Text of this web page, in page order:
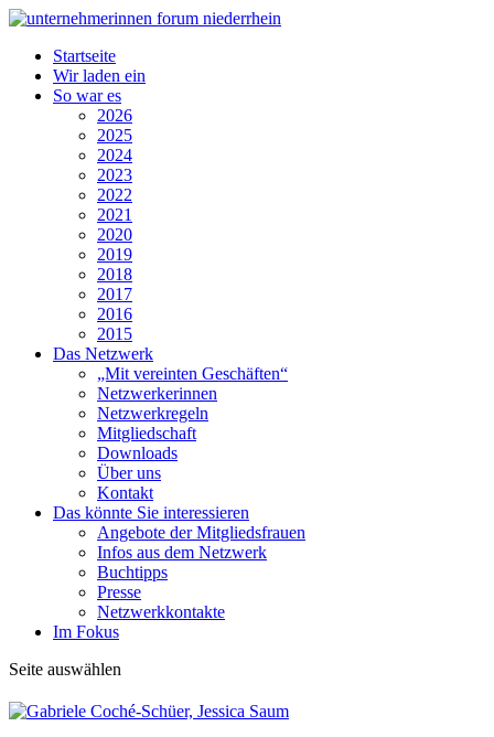
Startseite
Wir laden ein
So war es
2026
2025
2024
2023
2022
2021
2020
2019
2018
2017
2016
2015
Das Netzwerk
„Mit vereinten Geschäften“
Netzwerkerinnen
Netzwerkregeln
Mitgliedschaft
Downloads
Über uns
Kontakt
Das könnte Sie interessieren
Angebote der Mitgliedsfrauen
Infos aus dem Netzwerk
Buchtipps
Presse
Netzwerkkontakte
Im Fokus
Seite auswählen